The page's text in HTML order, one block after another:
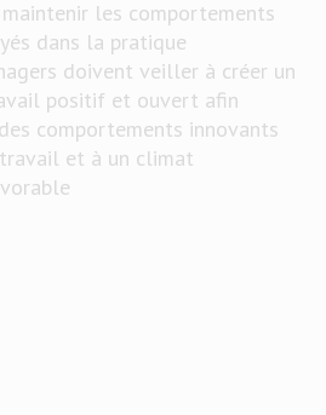
les comportements
dans la pratique
doivent veiller à créer un
positif et ouvert afin
comportements innovants
et à un climat